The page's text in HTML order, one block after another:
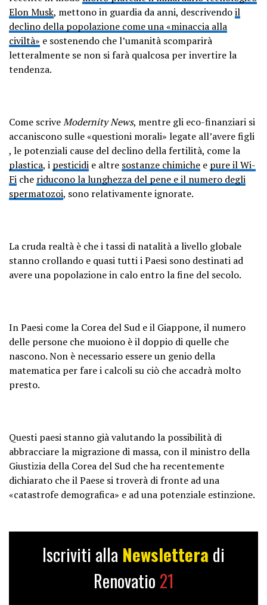
Elon Musk, mettono in guardia da anni, descrivendoil
declino della popolazione come una «minaccia alla
civiltà» e sostenendo che l’umanità scomparirà
letteralmente se non si farà qualcosa per invertire la
tendenza.
Come scriveModernity News, mentre gli eco-finanziari si
accaniscono sulle «questioni morali» legate all’avere figli
, le potenziali cause del declino della fertilità, come la
plastica, i pesticidi e altre sostanze chimiche e pure il Wi-
Fi che riducono la lunghezza del pene e il numero degli
spermatozoi, sono relativamente ignorate.
La cruda realtà è che i tassi di natalità a livello globale
stanno crollando e quasi tutti i Paesi sono destinati ad
avere una popolazione in calo entro la fine del secolo.
In Paesi come la Corea del Sud e il Giappone, il numero
delle persone che muoiono è il doppio di quelle che
nascono. Non è necessario essere un genio della
matematica per fare i calcoli su ciò che accadrà molto
presto.
Questi paesi stanno già valutando la possibilità di
abbracciare la migrazione di massa, con il ministro della
Giustizia della Corea del Sud che ha recentemente
dichiarato che il Paese si troverà di fronte ad una
«catastrofe demografica» e ad una potenziale estinzione.
Iscriviti alla Newslettera di
Renovatio 21